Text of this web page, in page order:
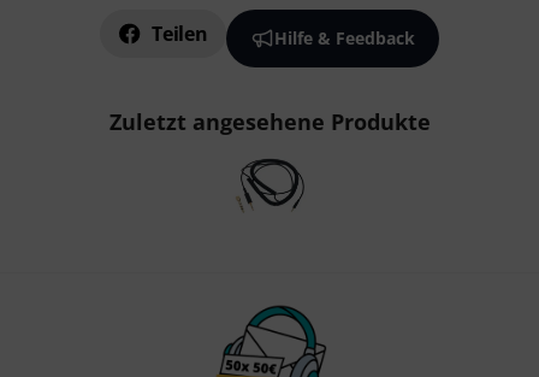
Teilen Hilfe & Feedback
Zuletzt angesehene Produkte